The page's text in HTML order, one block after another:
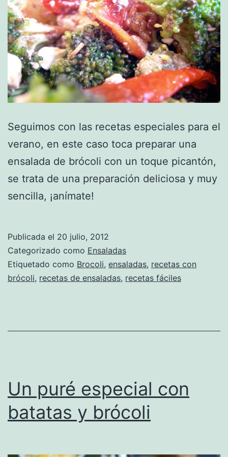
Seguimos con las recetas especiales para el
verano, en este caso toca preparar una
ensalada de brócoli con un toque picantón,
se trata de una preparación deliciosa y muy
sencilla, ¡anímate!
Publicada el 20 julio, 2012
Categorizado como Ensaladas
Etiquetado como Brocoli, ensaladas, recetas con
brócoli, recetas de ensaladas, recetas fáciles
Un puré especial con
batatas y brócoli